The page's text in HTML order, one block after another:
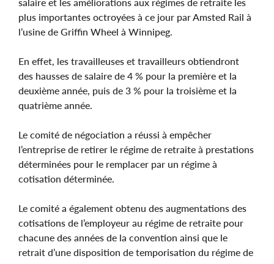
plus importantes octroyées à ce jour par Amsted Rail à
l’usine de Griffin Wheel à Winnipeg.
En effet, les travailleuses et travailleurs obtiendront
des hausses de salaire de 4 % pour la première et la
deuxième année, puis de 3 % pour la troisième et la
quatrième année.
Le comité de négociation a réussi à empêcher
l’entreprise de retirer le régime de retraite à prestations
déterminées pour le remplacer par un régime à
cotisation déterminée.
Le comité a également obtenu des augmentations des
cotisations de l’employeur au régime de retraite pour
chacune des années de la convention ainsi que le
retrait d’une disposition de temporisation du régime de